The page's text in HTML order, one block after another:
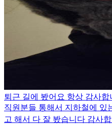
퇴근 길에 봤어요 항상 감사
직원분들 통해서 지하철에 있
고 해서 다 잘 봤습니다 감사합